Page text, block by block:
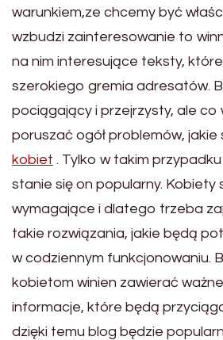
warunkiem,ze chcemy być
wzbudzi zainteresowanie to
na nim interesujące teksty,
szerokiego gremia adresatów.
pociągający i przejrzysty, ale co
poruszać ogół problemów, jakie
kobiet . Tylko w takim
stanie się on popularny. Kobiety
wymagające i dlatego trzeba
takie rozwiązania, jakie będą
w codziennym funkcjonowaniu.
kobietom winien zawierać
informacje, które będą
dzięki temu blog będzie